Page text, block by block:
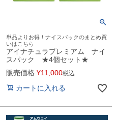
単品よりお得！ナイスパックのまとめ買
いはこちら
アイナチュラプレミアム ナイ
スパック ★4個セット★
販売価格 ¥11,000税込
カートに入れる